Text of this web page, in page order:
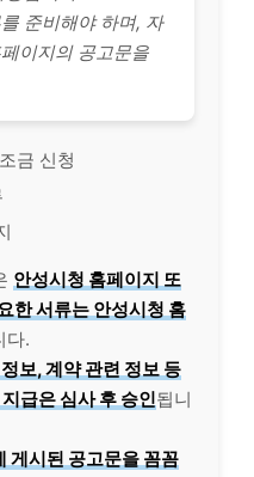
준비해야 하며, 자
이지의 공고문을
금 신청
안성시청 홈페이지 또
한 서류는 안성시청 홈
다.
보, 계약 관련 정보 등
급은 심사 후 승인됩니
게시된 공고문을 꼼꼼